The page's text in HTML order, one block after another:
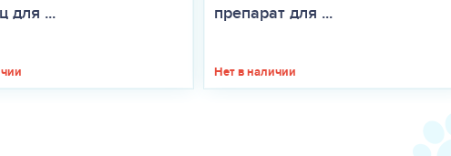
для ...
препарат для ...
Нет в наличии